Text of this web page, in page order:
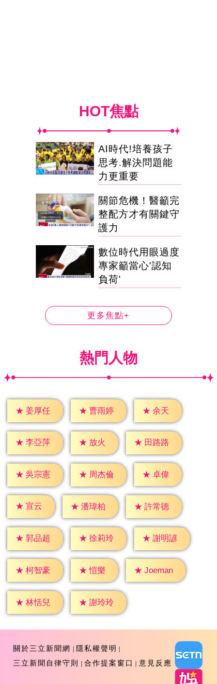
HOT焦點
AI時代!培養孩子
思考.解決問題能
力更重要
關節危機！醫籲完
整配方才有關鍵守
護力
數位時代用眼過度
專家籲當心'認知
負荷'
更多焦點+
熱門人物
★ 姜厚任 ★ 曹雨婷 ★ 余天
★ 李亞萍 ★ 放火 ★ 田路路
★ 吳宗憲 ★ 周杰倫 ★ 卓偉
★ 宣云 ★ 潘瑋柏 ★ 許常德
★ 郭品超 ★ 徐莉玲 ★ 謝明諺
★ 柯智豪 ★ 愷樂 ★ Joeman
★ 林恬兒 ★ 謝玲玲
關於三立新聞網
隱私權聲明
三立新聞自律守則
合作提案窗口 意見反應